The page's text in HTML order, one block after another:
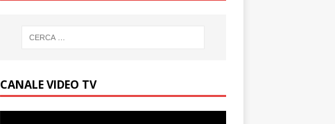
CANALE VIDEO TV